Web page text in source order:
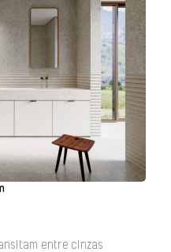
entre cinzas